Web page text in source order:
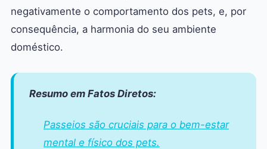
negativamente o comportamento dos pets, e, por
consequência, a harmonia do seu ambiente
doméstico.
Resumo em Fatos Diretos:
Passeios são cruciais para o bem-estar
mental e físico dos pets.